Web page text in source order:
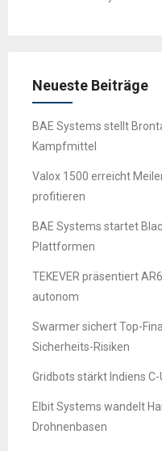
Neueste Beiträge
BAE Systems stellt
Kampfmittel
Valox 1500 erreicht
profitieren
BAE Systems startet
Plattformen
TEKEVER präsentiert
autonom
Swarmer sichert Top-
Sicherheits-Risiken
Gridbots stärkt Indiens
Elbit Systems wandelt
Drohnenbasen